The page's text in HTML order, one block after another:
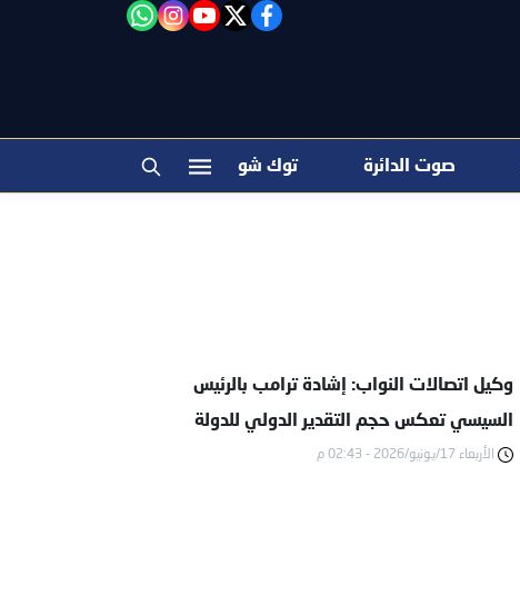
facebook
twitter
youtube
instagram
"‎Follow the آخر خبر channel on WhatsApp:
صوت الدائرة توك شو
وكيل اتصالات النواب: إشادة ترامب بالرئيس
السيسي تعكس حجم التقدير الدولي للدولة
المصرية
الأربعاء 17/يونيو/2026 - 02:43 م